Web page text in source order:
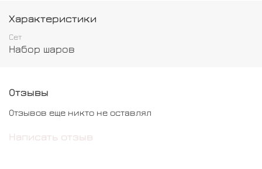
Шар кристалл-гигант с надписью - 1 шт
Характеристики
Сет
Набор шаров
Отзывы
Отзывов еще никто не оставлял
Написать отзыв